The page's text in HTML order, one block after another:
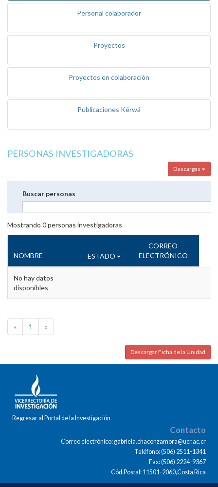
Personal colaborador
Proyectos
Proyectos en colaboración
Publicaciones Kérwá
PERSONAS INVESTIGADORAS
Descargas
Buscar personas
Mostrando 0personas investigadoras
NOMBRE ESTADO
CORREO
ELECTRÓNICO
No hay datos
disponibles
« 1 »
Descargar Ficha de la Unidad
Regresar al Portal de la Investigación
Contacto
Correo electrónico: gabriela.chaconzamora@ucr.ac.cr
Teléfono: (506) 2511-1341
Fax: (506) 2224-9367
Cód.Postal: 11501-2060,Costa Rica